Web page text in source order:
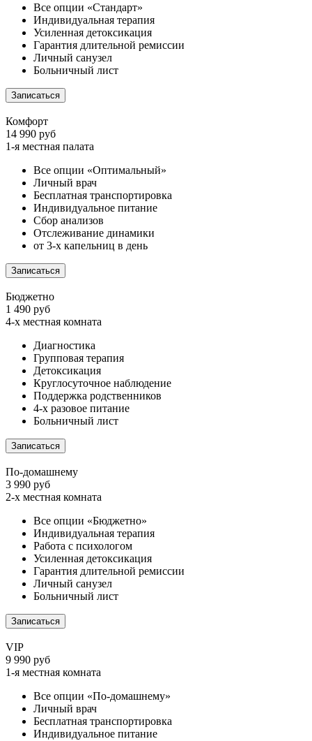
Все опции «Стандарт»
Индивидуальная терапия
Усиленная детоксикация
Гарантия длительной ремиссии
Личный санузел
Больничный лист
Записаться
Комфорт
14 990 руб
1-я местная палата
Все опции «Оптимальный»
Личный врач
Бесплатная транспортировка
Индивидуальное питание
Сбор анализов
Отслеживание динамики
от 3-х капельниц в день
Записаться
Бюджетно
1 490 руб
4-х местная комната
Диагностика
Групповая терапия
Детоксикация
Круглосуточное наблюдение
Поддержка родственников
4-х разовое питание
Больничный лист
Записаться
По-домашнему
3 990 руб
2-х местная комната
Все опции «Бюджетно»
Индивидуальная терапия
Работа с психологом
Усиленная детоксикация
Гарантия длительной ремиссии
Личный санузел
Больничный лист
Записаться
VIP
9 990 руб
1-я местная комната
Все опции «По-домашнему»
Личный врач
Бесплатная транспортировка
Индивидуальное питание